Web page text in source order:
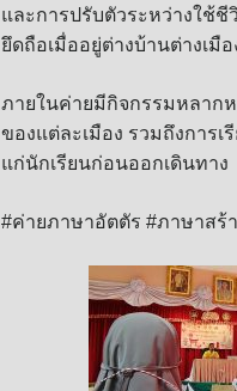
และการปรับตัวระหว่างใช้ชี
ยึดถือเมื่ออยู่ต่างบ้านต่างเมือ
ภายในค่ายมีกิจกรรมหลาก
ของแต่ละเมือง รวมถึงการ
แก่นักเรียนก่อนออกเดินทาง
#ค่ายภาษาอัตตัร #ภาษาสร้